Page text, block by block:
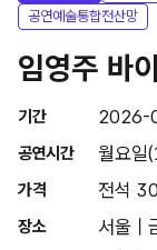
공연예술통합전산망
임영주 바
기간 2026-
공연시간 월요일
가격 전석
장소 서울 |